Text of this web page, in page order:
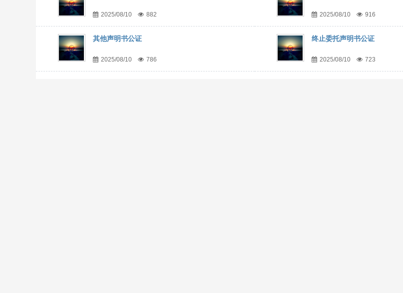
2025/08/10 882 2025/08/10 916
其他声明书公证
2025/08/10 786
终止委托声明书公证
2025/08/10 723